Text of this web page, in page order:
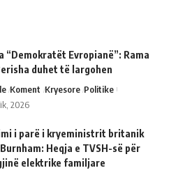
“Demokratët Evropianë”: Rama
duhet të largohen
Koment Kryesore Politike
2026
i parë i kryeministrit britanik
Heqja e TVSH-së për
elektrike familjare